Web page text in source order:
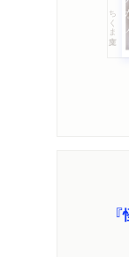
ちくま文庫